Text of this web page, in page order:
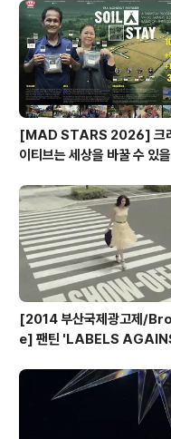
[MAD STARS 2026] 크
이티브는 세상을 바꿀 수 있
작)
[2014 부산국제광고제/
e] 팬틴 'LABELS